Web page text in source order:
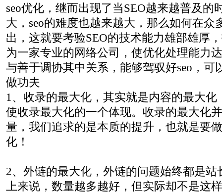
seo优化，继而出现了当SEO越来越普及的
大，seo的难度也越来越大，那么如何在众
出，这就要考验SEO的技术能力雄部雄厚
为一家专业的网络公司，使优化处理能力
与善于调协其中关系，能够驾驭好seo，可
做功夫
1、收录的最大化，其实就是内容的最大
使收录最大化的一个体现。收录的最大化
量，我们追求的是本质的提升，也就是要
化！
2、外链的最大化，外链的问题始终都是站
上来说，数量越多越好，但实际却不是这